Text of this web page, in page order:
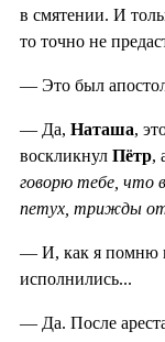
в смятении. И
то точно не
— Это был
— Да, Наташа,
воскликнул Пётр,
говорю тебе, что
петух, трижды
— И, как я помню
исполнились...
— Да. После